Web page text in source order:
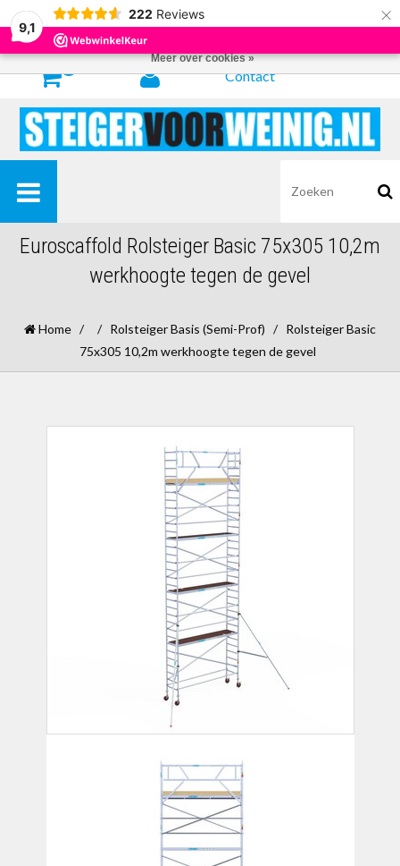
9,1
222 Reviews ×
Contact
Euroscaffold Rolsteiger Basic 75x305 10,2m
werkhoogte tegen de gevel
Home / / Rolsteiger Basis (Semi-Prof) / Rolsteiger Basic
75x305 10,2m werkhoogte tegen de gevel
Door het gebruiken van onze website, ga je akkoord met het gebruik van
cookies om onze website te verbeteren.
Meer over cookies »